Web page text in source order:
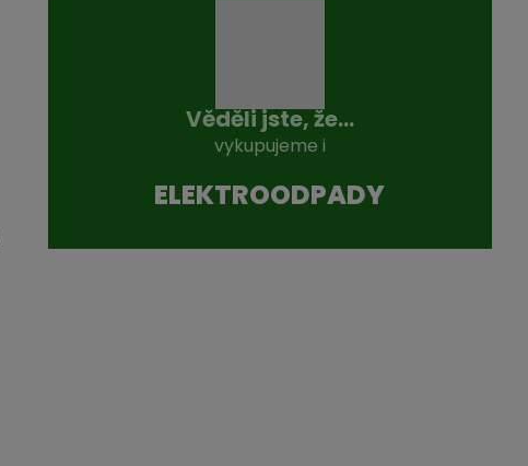
Věděli jste, že...
vykupujeme i
ELEKTROODPADY